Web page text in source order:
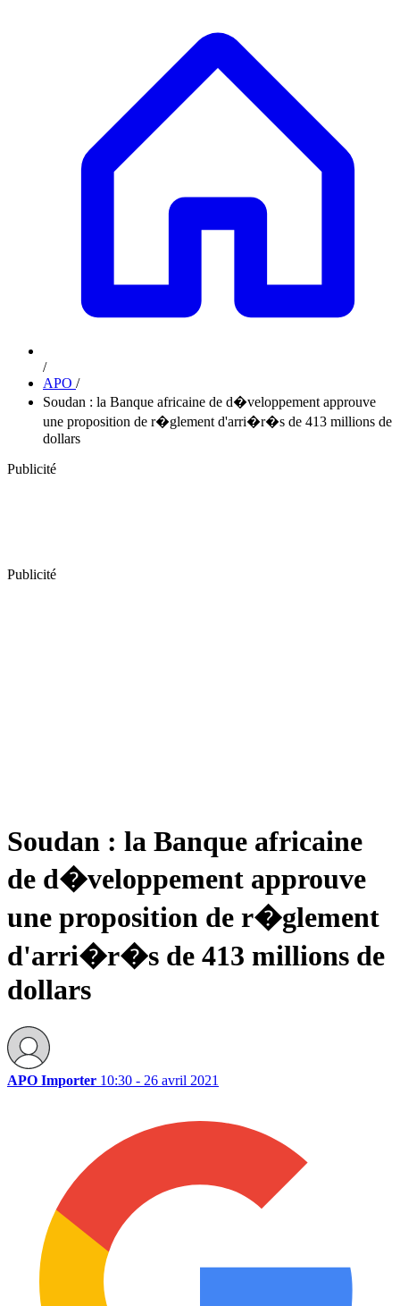
/
APO /
Soudan : la Banque africaine de d�veloppement approuve
une proposition de r�glement d'arri�r�s de 413 millions de
dollars
Publicité
Publicité
Soudan : la Banque africaine
de d�veloppement approuve
une proposition de r�glement
d'arri�r�s de 413 millions de
dollars
APO Importer 10:30 - 26 avril 2021